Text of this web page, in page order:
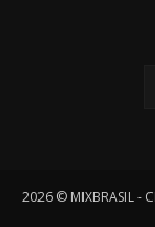
2026 © MIXBRASIL -